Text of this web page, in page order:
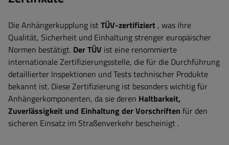
Die Anhängerkupplung istTÜV-zertifiziert , was ihre
Qualität, Sicherheit und Einhaltung strenger europäischer
Normen bestätigt. Der TÜV ist eine renommierte
internationale Zertifizierungsstelle, die für die Durchführung
detaillierter Inspektionen und Tests technischer Produkte
bekannt ist. Diese Zertifizierung ist besonders wichtig für
Anhängerkomponenten, da sie deren Haltbarkeit,
Zuverlässigkeit und Einhaltung der Vorschriften für den
sicheren Einsatz im Straßenverkehr bescheinigt .